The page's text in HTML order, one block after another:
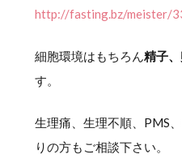
http://fasting.bz/meister/
細胞環境はもちろん精子
す。
生理痛、生理不順、PMS
りの方もご相談下さい。